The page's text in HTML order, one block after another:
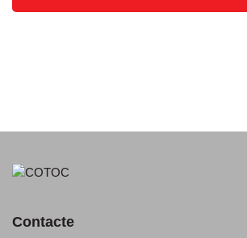
Contacte